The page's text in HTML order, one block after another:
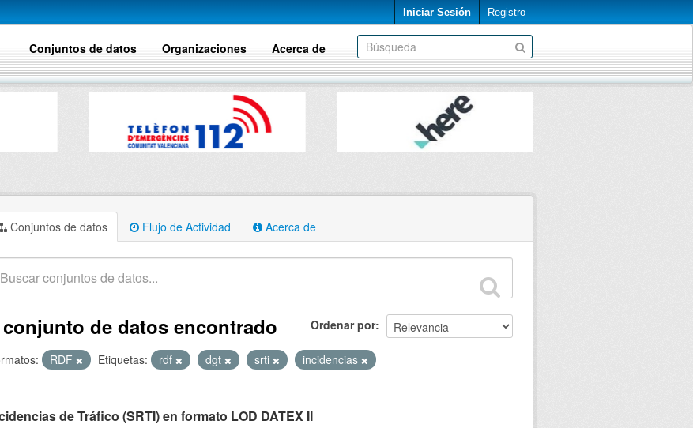
Iniciar Sesión Registro
Conjuntos de datos Organizaciones Acerca de
Conjuntos de datos Flujo de Actividad Acerca de
Ordenar por
conjunto de datos encontrado
RDF Etiquetas: rdf dgt srti incidencias
de Tráfico (SRTI) en formato LOD DATEX II